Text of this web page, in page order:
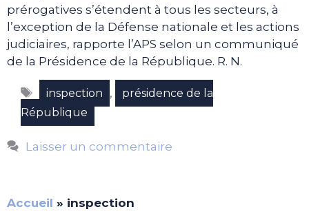
prérogatives s’étendent à tous les secteurs, à
l’exception de la Défense nationale et les actions
judiciaires, rapporte l’APS selon un communiqué
de la Présidence de la République. R. N.
Étiquettes
inspection ,
présidence de la
République
Laisser un commentaire
Accueil » inspection